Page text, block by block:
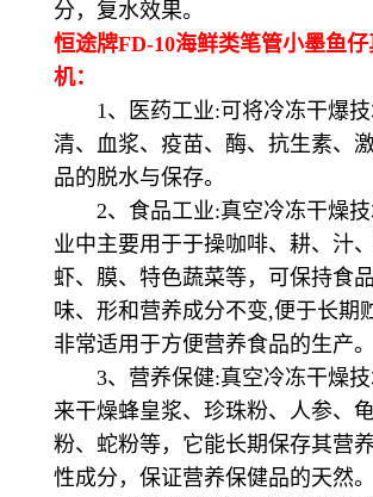
分，复水效果。
恒途牌FD-10海鲜类笔管小墨鱼
机：
1、医药工业:可将冷冻干爆技
清、血浆、疫苗、酶、抗生素、
品的脱水与保存。
2、食品工业:真空冷冻干燥技
业中主要用于于操咖啡、耕、汁
虾、膜、特色蔬菜等，可保持食品
味、形和营养成分不变,便于长期
非常适用于方便营养食品的生产。
3、营养保健:真空冷冻干燥技
来干燥蜂皇浆、珍珠粉、人参、
粉、蛇粉等，它能长期保存其营
性成分，保证营养保健品的天然。